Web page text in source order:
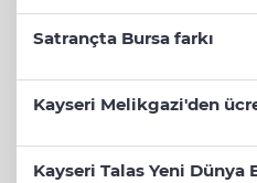
Satrançta Bursa farkı
Kayseri Melikgazi'den
Kayseri Talas Yeni Dünya